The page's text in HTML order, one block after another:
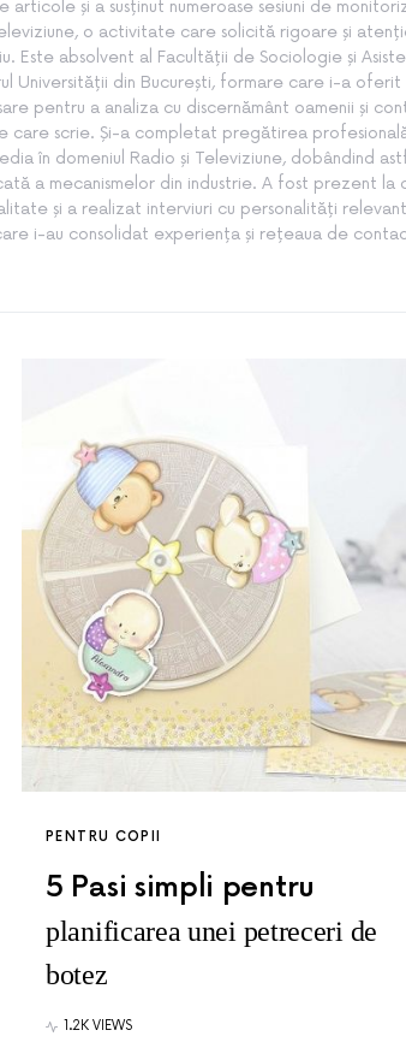
articole și a susținut numeroase sesiuni de
o activitate care solicită rigoare și
Este absolvent al Facultății de Sociologie și
Universității din București, formare care i-a oferit
pentru a analiza cu discernământ oamenii și
care scrie. Și-a completat pregătirea
în domeniul Radio și Televiziune, dobândind
a mecanismelor din industrie. A fost prezent
și a realizat interviuri cu personalități
i-au consolidat experiența și rețeaua de
PENTRU COPII
5 Pasi simpli pentru
planificarea unei petreceri de
botez
1.2K VIEWS